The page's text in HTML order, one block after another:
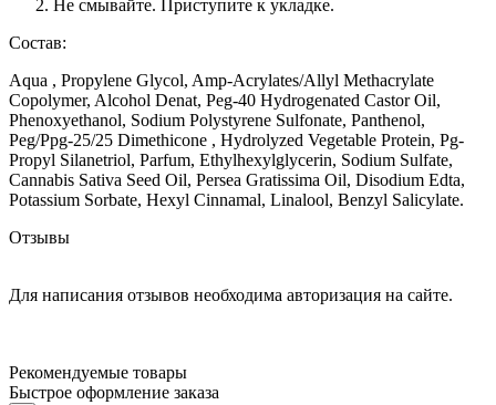
Не смывайте. Приступите к укладке.
Состав:
Aqua , Propylene Glycol, Amp-Acrylates/Allyl Methacrylate
Copolymer, Alcohol Denat, Peg-40 Hydrogenated Castor Oil,
Phenoxyethanol, Sodium Polystyrene Sulfonate, Panthenol,
Peg/Ppg-25/25 Dimethicone , Hydrolyzed Vegetable Protein, Pg-
Propyl Silanetriol, Parfum, Ethylhexylglycerin, Sodium Sulfate,
Cannabis Sativa Seed Oil, Persea Gratissima Oil, Disodium Edta,
Potassium Sorbate, Hexyl Cinnamal, Linalool, Benzyl Salicylate.
Отзывы
Для написания отзывов необходима авторизация на сайте.
Рекомендуемые товары
Быстрое оформление заказа